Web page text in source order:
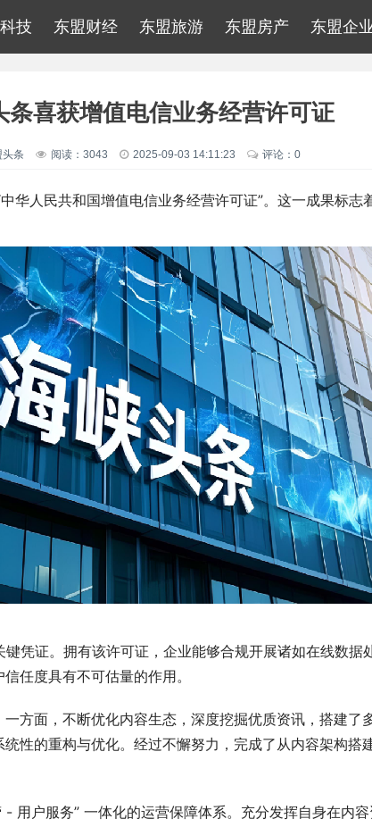
技 东盟财经 东盟旅游 东盟房产 东盟企
条喜获增值电信业务经营许可证
头条 阅读：3043 2025-09-03 14:11:23 评论：0
华人民共和国增值电信业务经营许可证”。这一成果标
凭证。拥有该许可证，企业能够合规开展诸如在线数
任度具有不可估量的作用。
方面，不断优化内容生态，深度挖掘优质资讯，搭建
性的重构与优化。经过不懈努力，完成了从内容架构搭
用户服务” 一体化的运营保障体系。充分发挥自身在内